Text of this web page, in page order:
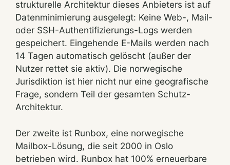
strukturelle Architektur dieses Anbieters ist auf
Datenminimierung ausgelegt: Keine Web-, Mail-
oder SSH-Authentifizierungs-Logs werden
gespeichert. Eingehende E-Mails werden nach
14 Tagen automatisch gelöscht (außer der
Nutzer rettet sie aktiv). Die norwegische
Jurisdiktion ist hier nicht nur eine geografische
Frage, sondern Teil der gesamten Schutz-
Architektur.
Der zweite ist Runbox, eine norwegische
Mailbox-Lösung, die seit 2000 in Oslo
betrieben wird. Runbox hat 100% erneuerbare